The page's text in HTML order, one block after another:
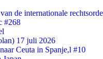
de internationale rechtsorde
#268
17 juli 2026
Ceuta in Spanje,l #10